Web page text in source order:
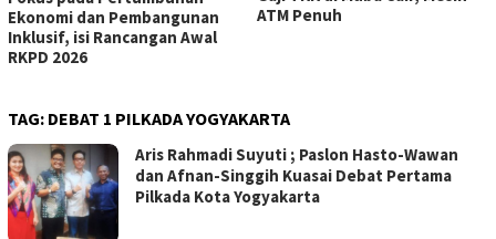
Ekonomi dan Pembangunan
Inklusif, isi Rancangan Awal
RKPD 2026
ATM Penuh
TAG: DEBAT 1 PILKADA YOGYAKARTA
Aris Rahmadi Suyuti ; Paslon Hasto-Wawan
dan Afnan-Singgih Kuasai Debat Pertama
Pilkada Kota Yogyakarta